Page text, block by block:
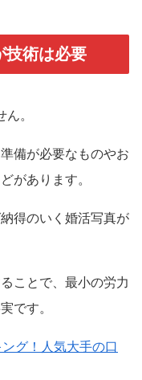
技術は必要
。
備が必要なものやお
があります。
得のいく婚活写真が
ことで、最小の労力
です。
グ！人気大手の口